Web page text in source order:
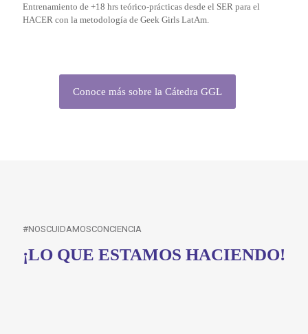
Entrenamiento de +18 hrs teórico-prácticas desde el SER para el
HACER con la metodología de Geek Girls LatAm.
Conoce más sobre la Cátedra GGL
#NOSCUIDAMOSCONCIENCIA
¡LO QUE ESTAMOS HACIENDO!